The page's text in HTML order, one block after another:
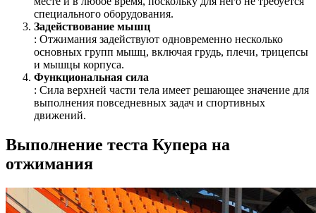
специального оборудования.
Задействование мышц
: Отжимания задействуют одновременно несколько
основных групп мышц, включая грудь, плечи, трицепсы
и мышцы корпуса.
Функциональная сила
: Сила верхней части тела имеет решающее значение для
выполнения повседневных задач и спортивных
движений.
Выполнение теста Купера на
отжимания